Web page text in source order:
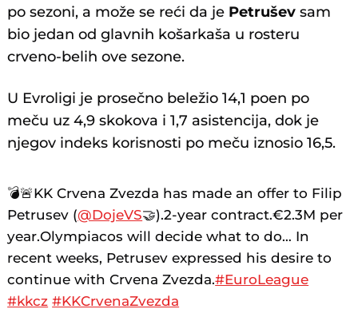
po sezoni, a može se reći da je Petrušev sam
bio jedan od glavnih košarkaša u rosteru
crveno-belih ove sezone.
U Evroligi je prosečno beležio 14,1 poen po
meču uz 4,9 skokova i 1,7 asistencija, dok je
njegov indeks korisnosti po meču iznosio 16,5.
💣🚨KK Crvena Zvezda has made an offer to Filip
Petrusev (@DojeVS🤝).2-year contract.€2.3M per
year.Olympiacos will decide what to do… In
recent weeks, Petrusev expressed his desire to
continue with Crvena Zvezda.#EuroLeague
#kkcz #KKCrvenaZvezda